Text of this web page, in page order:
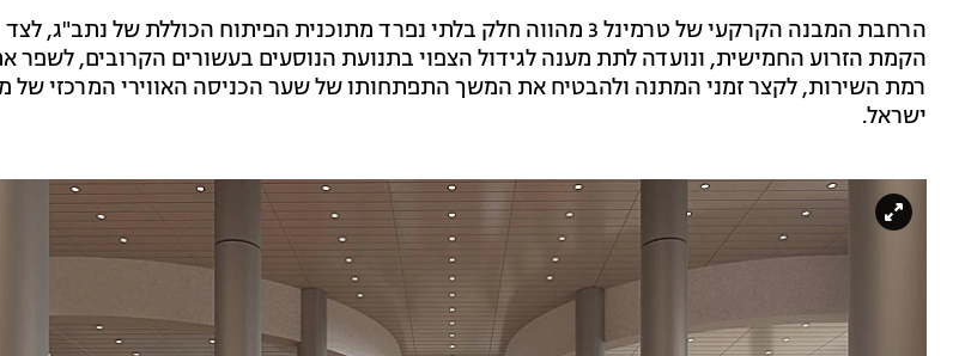
הרחבת המבנה הקרקעי של טרמינל 3 מהווה חלק בלתי נפרד מתוכנית הפיתוח הכוללת של נתב"ג, לצד
הקמת הזרוע החמישית, ונועדה לתת מענה לגידול הצפוי בתנועת הנוסעים בעשורים הקרובים, לשפר
רמת השירות, לקצר זמני המתנה ולהבטיח את המשך התפתחותו של שער הכניסה האווירי המרכזי של
ישראל.